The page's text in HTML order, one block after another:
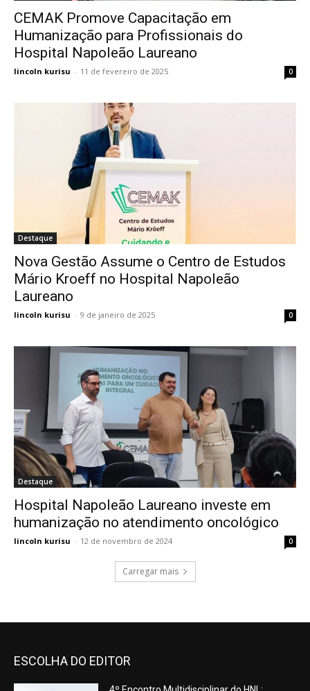
CEMAK Promove Capacitação em
Humanização para Profissionais do
Hospital Napoleão Laureano
lincoln kurisu - 11 de fevereiro de 2025 0
Destaque
Nova Gestão Assume o Centro de Estudos
Mário Kroeff no Hospital Napoleão
Laureano
lincoln kurisu - 9 de janeiro de 2025 0
Destaque
Hospital Napoleão Laureano investe em
humanização no atendimento oncológico
lincoln kurisu - 12 de novembro de 2024 0
Carregar mais
ESCOLHA DO EDITOR